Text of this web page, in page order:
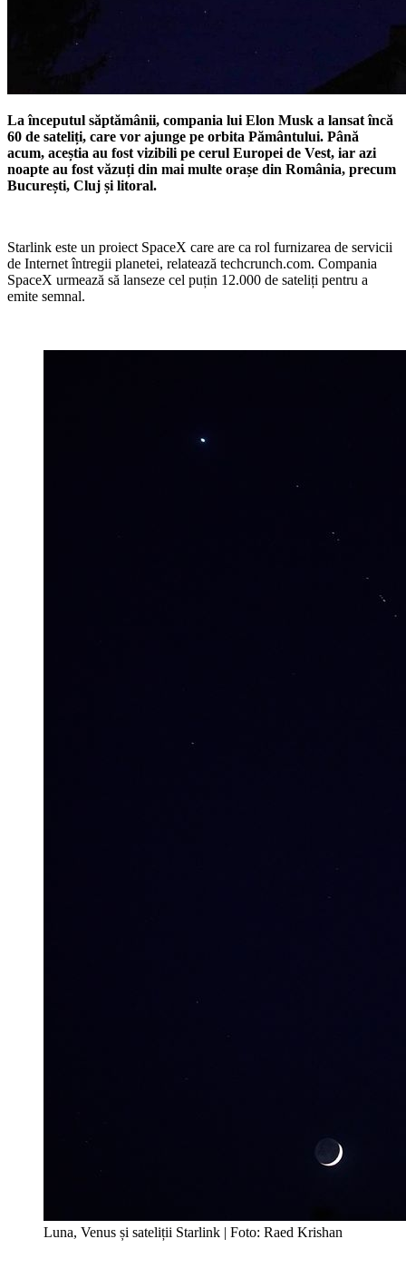
La începutul săptămânii, compania lui Elon Musk a lansat încă
60 de sateliți, care vor ajunge pe orbita Pământului. Până
acum, aceștia au fost vizibili pe cerul Europei de Vest, iar azi
noapte au fost văzuți din mai multe orașe din România, precum
București, Cluj și litoral.
Starlink este un proiect SpaceX care are ca rol furnizarea de servicii
de Internet întregii planetei, relatează techcrunch.com. Compania
SpaceX urmează să lanseze cel puțin 12.000 de sateliți pentru a
emite semnal.
Luna, Venus și sateliții Starlink | Foto: Raed Krishan